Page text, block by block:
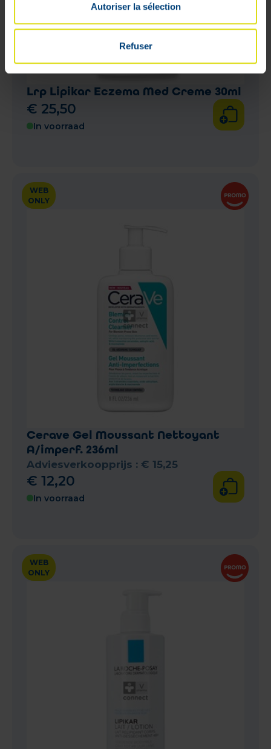
Autoriser la sélection
Refuser
Lrp Lipikar Eczema Med Creme 30ml
€ 25,50
In voorraad
WEB
ONLY
Cerave Gel Moussant Nettoyant
A/imperf. 236ml
Adviesverkoopprijs : € 15,25
€ 12,20
In voorraad
WEB
ONLY